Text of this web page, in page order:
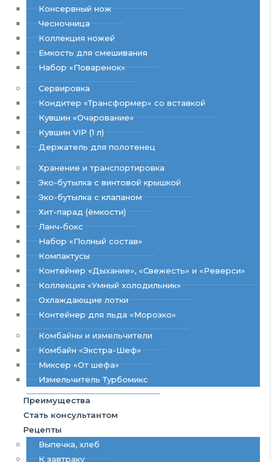
Консервный нож
Чесночница
Коллекция ножей
Емкость для смешивания
Набор «Поваренок»
Сервировка
Кондитер «Трансформер» со вставкой
Кувшин «Очарование»
Кувшин VIP (1 л)
Держатель для полотенец
Хранение и транспортировка
Эко-бутылка с винтовой крышкой
Эко-бутылка с клапаном
Хит-парад (ёмкости)
Ланч-бокс
Набор «Полный состав»
Компактусы
Контейнер «Дыхание», «Свежесть» и «Реверси»
Коллекция «Умный холодильник»
Охлаждающие лотки
Контейнер для льда «Морозко»
Комбайны и измельчители
Комбайн «Экстра-Шеф»
Миксер «От шефа»
Измельчитель Турбомикс
Преимущества
Стать консультантом
Рецепты
Выпечка, хлеб
К завтраку